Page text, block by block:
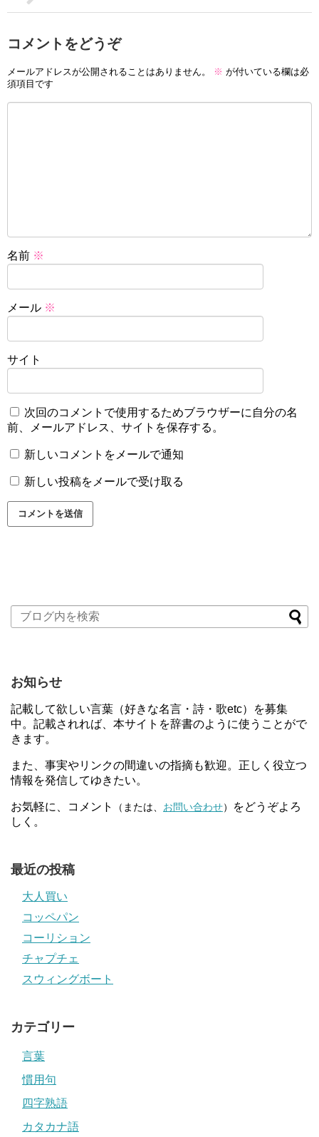
コメントをどうぞ
メールアドレスが公開されることはありません。 ※ が付いている欄は必
須項目です
名前 ※
メール ※
サイト
次回のコメントで使用するためブラウザーに自分の名
前、メールアドレス、サイトを保存する。
新しいコメントをメールで通知
新しい投稿をメールで受け取る
お知らせ
記載して欲しい言葉（好きな名言・詩・歌etc）を募集
中。記載されれば、本サイトを辞書のように使うことがで
きます。
また、事実やリンクの間違いの指摘も歓迎。正しく役立つ
情報を発信してゆきたい。
お気軽に、コメント （または、 お問い合わせ）
をどうぞよろ
しく。
最近の投稿
大人買い
コッペパン
コーリション
チャプチェ
スウィングボート
カテゴリー
言葉
慣用句
四字熟語
カタカナ語